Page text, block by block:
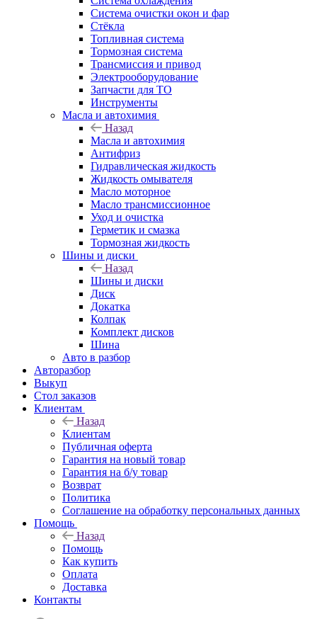
Система очистки окон и фар
Стёкла
Топливная система
Тормозная система
Трансмиссия и привод
Электрооборудование
Запчасти для ТО
Инструменты
Масла и автохимия
Назад
Масла и автохимия
Антифриз
Гидравлическая жидкость
Жидкость омывателя
Масло моторное
Масло трансмиссионное
Уход и очистка
Герметик и смазка
Тормозная жидкость
Шины и диски
Назад
Шины и диски
Диск
Докатка
Колпак
Комплект дисков
Шина
Авто в разбор
Авторазбор
Выкуп
Стол заказов
Клиентам
Назад
Клиентам
Публичная оферта
Гарантия на новый товар
Гарантия на б/у товар
Возврат
Политика
Соглашение на обработку персональных данных
Помощь
Назад
Помощь
Как купить
Оплата
Доставка
Контакты